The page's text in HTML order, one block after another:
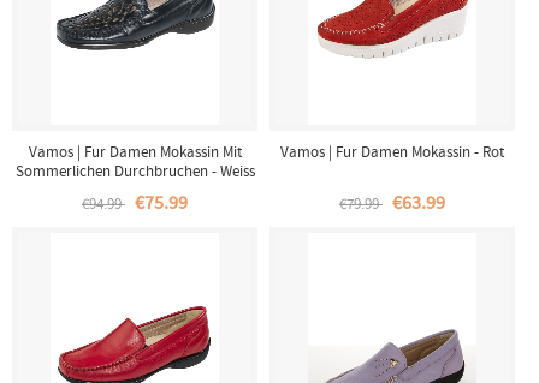
Vamos | Fur Damen Mokassin Mit
Sommerlichen Durchbruchen - Weiss
€94.99 €75.99
Vamos | Fur Damen Mokassin - Rot
€79.99 €63.99